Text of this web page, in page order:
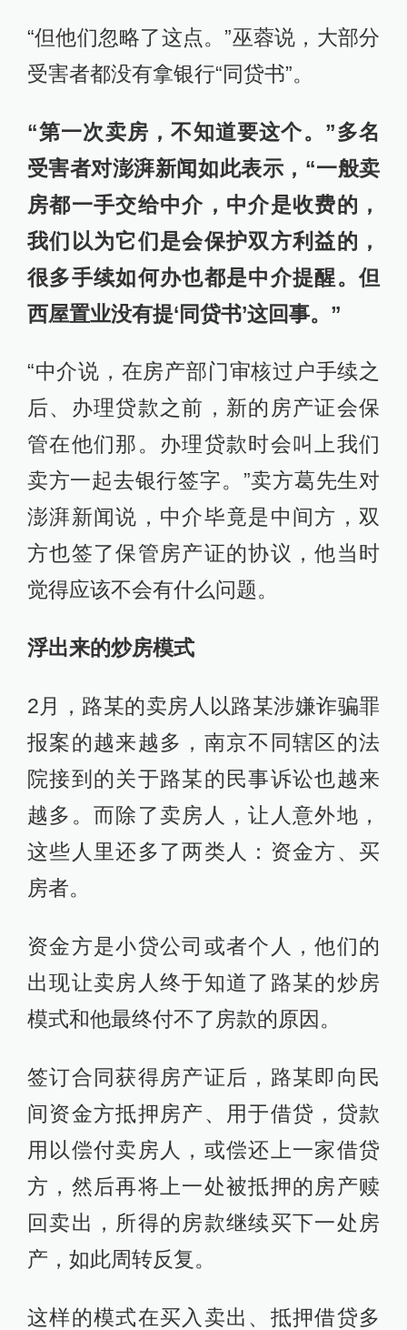
“但他们忽略了这点。”巫蓉说，大部分
受害者都没有拿银行“同贷书”。
“第一次卖房，不知道要这个。”多名
受害者对澎湃新闻如此表示，“一般卖
房都一手交给中介，中介是收费的，
我们以为它们是会保护双方利益的，
很多手续如何办也都是中介提醒。但
西屋置业没有提‘同贷书’这回事。”
“中介说，在房产部门审核过户手续之
后、办理贷款之前，新的房产证会保
管在他们那。办理贷款时会叫上我们
卖方一起去银行签字。”卖方葛先生对
澎湃新闻说，中介毕竟是中间方，双
方也签了保管房产证的协议，他当时
觉得应该不会有什么问题。
浮出来的炒房模式
2月，路某的卖房人以路某涉嫌诈骗罪
报案的越来越多，南京不同辖区的法
院接到的关于路某的民事诉讼也越来
越多。而除了卖房人，让人意外地，
这些人里还多了两类人：资金方、买
房者。
资金方是小贷公司或者个人，他们的
出现让卖房人终于知道了路某的炒房
模式和他最终付不了房款的原因。
签订合同获得房产证后，路某即向民
间资金方抵押房产、用于借贷，贷款
用以偿付卖房人，或偿还上一家借贷
方，然后再将上一处被抵押的房产赎
回卖出，所得的房款继续买下一处房
产，如此周转反复。
这样的模式在买入卖出、抵押借贷多